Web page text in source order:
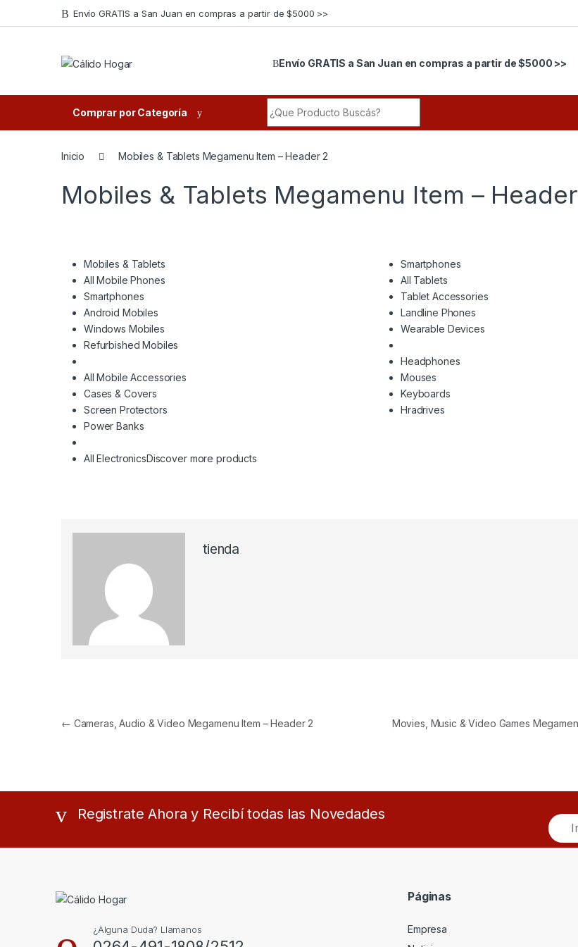
Skip to navigation
Skip to content Envío GRATIS a San Juan en compras a partir de $5000 >>
Envío GRATIS a San Juan en compras a partir de $5000 >>
Comprar por Categoría
Inicio Mobiles & Tablets Megamenu Item – Header 2
Mobiles & Tablets Megamenu Item –
Mobiles & Tablets
All Mobile Phones
Smartphones
Android Mobiles
Windows Mobiles
Refurbished Mobiles
All Mobile Accessories
Cases & Covers
Screen Protectors
Power Banks
All ElectronicsDiscover more products
Smartphones
All Tablets
Tablet Accessories
Landline Phones
Wearable Devices
Headphones
Mouses
Keyboards
Hradrives
tienda
Navegación de entradas
← Cameras, Audio & Video Megamenu Item – Header 2 Movies, Music & Video Games
Registrate Ahora y Recibí todas las Novedades
E
m
a
¿Alguna Duda? Llamanos
Páginas
Empresa